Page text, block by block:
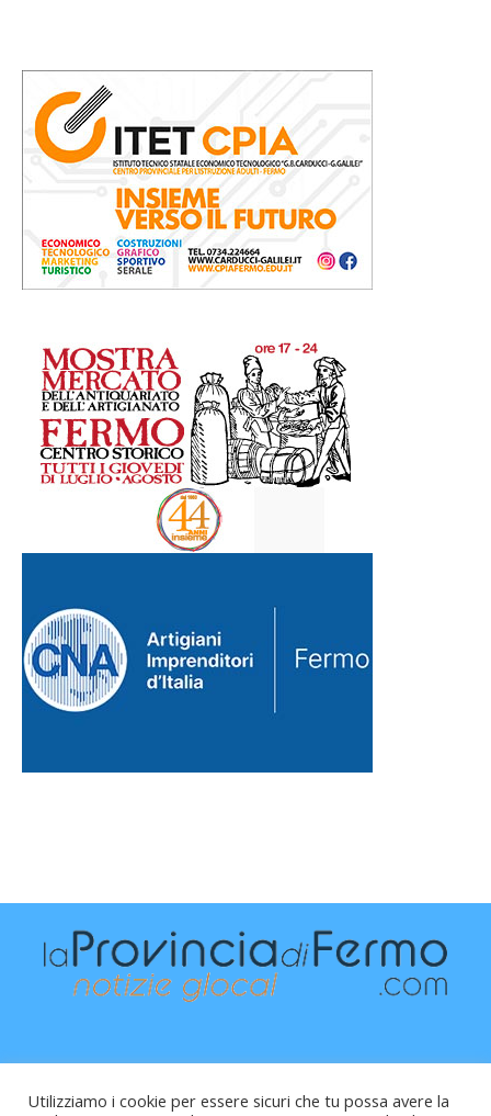
Utilizziamo i cookie per essere sicuri che tu possa avere la